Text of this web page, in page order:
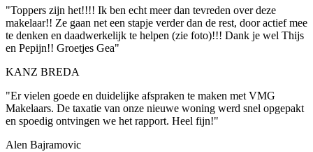
"Toppers zijn het!!!! Ik ben echt meer dan tevreden over deze
makelaar!! Ze gaan net een stapje verder dan de rest, door actief mee
te denken en daadwerkelijk te helpen (zie foto)!!! Dank je wel Thijs
en Pepijn!! Groetjes Gea"
KANZ BREDA
"Er vielen goede en duidelijke afspraken te maken met VMG
Makelaars. De taxatie van onze nieuwe woning werd snel opgepakt
en spoedig ontvingen we het rapport. Heel fijn!"
Alen Bajramovic